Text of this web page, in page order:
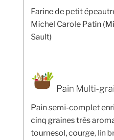
Farine de petit
Michel Carole Patin
Sault)
Pain Multi-
Pain semi-complet
cinq graines très
tournesol, courge, lin